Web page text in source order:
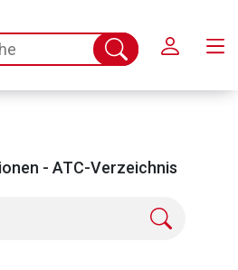
Suche
abschicken
- ATC-Verzeichnis